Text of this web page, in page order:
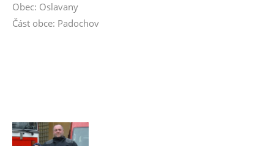
Obec: Oslavany
Část obce: Padochov